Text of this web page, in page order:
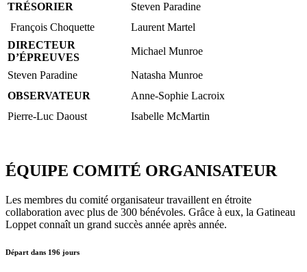
TRÉSORIER
Steven Paradine
François Choquette
Laurent Martel
DIRECTEUR
D’ÉPREUVES
Michael Munroe
Steven Paradine
Natasha Munroe
OBSERVATEUR
Anne-Sophie Lacroix
Pierre-Luc Daoust
Isabelle McMartin
ÉQUIPE COMITÉ ORGANISATEUR
Les membres du comité organisateur travaillent en étroite
collaboration avec plus de 300 bénévoles. Grâce à eux, la Gatineau
Loppet connaît un grand succès année après année.
Départ dans 196 jours